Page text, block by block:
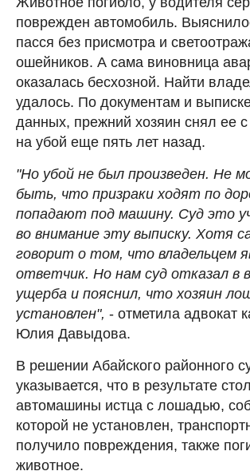
поврежден автомобиль.
пасся без присмотра и
ошейников. А сама виновница
оказалась бесхозной. Найти
удалось. По документам и
данных, прежний хозяин снял ее с
на убой еще пять лет назад.
"Но убой не был произведен. Не
быть, что призраки ходят по
попадают под машину. Суд это
во внимание эту выписку. Хотя
говорит о том, что владельцем
ответчик. Но нам суд отказал в
ущерба и пояснил, что хозяин
установлен", - отметила адвокат
Юлия Давыдова.
В решении Абайского районного
указывается, что в результате
автомашины истца с лошадью,
которой не установлен,
получило повреждения, также
животное.